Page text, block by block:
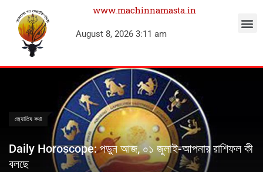
www.machinnamasta.in
August 8, 2026 3:11 am
জ্যোতিষ কথা
Daily Horoscope: পড়ুন আজ, ০১ জুলাই-আপনার রাশিফল কী
বলছে